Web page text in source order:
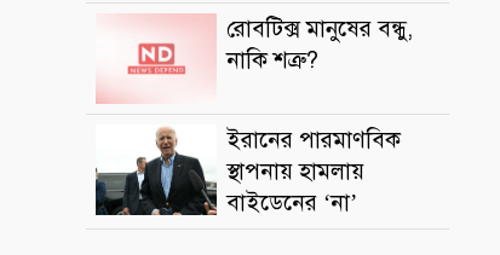
রোবটিক্স মানুষের বন্ধু,
নাকি শত্রু?
ইরানের পারমাণবিক
স্থাপনায় হামলায়
বাইডেনের ‘না’